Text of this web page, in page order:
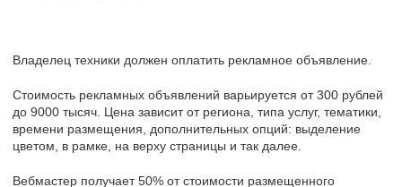
Владелец техники должен оплатить рекламное объявление.
Стоимость рекламных объявлений варьируется от 300 рублей
до 9000 тысяч. Цена зависит от региона, типа услуг, тематики,
времени размещения, дополнительных опций: выделение
цветом, в рамке, на верху страницы и так далее.
Вебмастер получает 50% от стоимости размещенного